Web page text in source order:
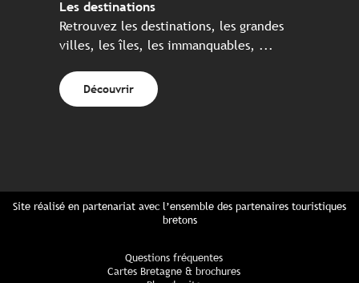
Les destinations
Retrouvez les destinations, les grandes
villes, les îles, les immanquables, ...
Découvrir
Site réalisé en partenariat avec l’ensemble des partenaires touristiques
bretons
Questions fréquentes
Cartes Bretagne & brochures